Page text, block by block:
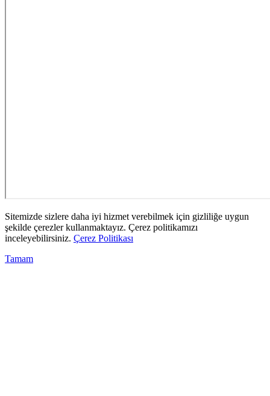
Sitemizde sizlere daha iyi hizmet verebilmek için gizliliğe uygun
şekilde çerezler kullanmaktayız. Çerez politikamızı
inceleyebilirsiniz. Çerez Politikası
Tamam